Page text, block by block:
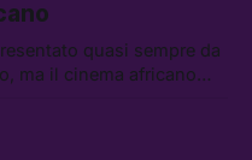
quasi sempre da
ma il cinema africano
in collaborazione con